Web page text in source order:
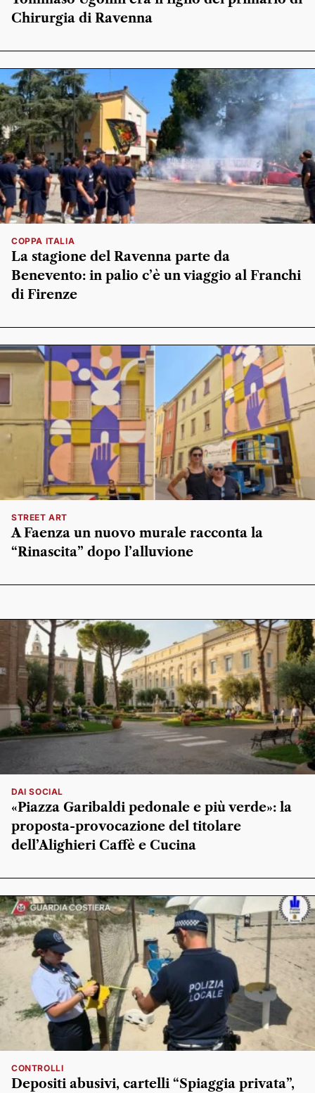
Chirurgia di Ravenna
COPPA ITALIA
La stagione del Ravenna parte da
Benevento: in palio c’è un viaggio al Franchi
di Firenze
STREET ART
A Faenza un nuovo murale racconta la
“Rinascita” dopo l’alluvione
DAI SOCIAL
«Piazza Garibaldi pedonale e più verde»: la
proposta-provocazione del titolare
dell’Alighieri Caffè e Cucina
CONTROLLI
Depositi abusivi, cartelli “Spiaggia privata”,